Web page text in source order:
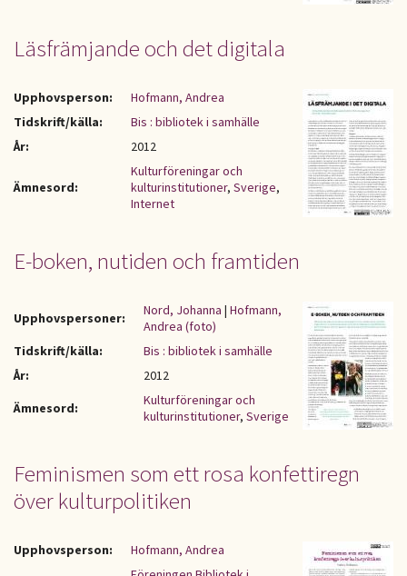
Läsfrämjande och det digitala
Upphovsperson:
Hofmann, Andrea
Tidskrift/källa:
Bis : bibliotek i samhälle
År:
2012
Ämnesord:
Kulturföreningar och
kulturinstitutioner, Sverige,
Internet
E-boken, nutiden och framtiden
Upphovspersoner: Nord, Johanna | Hofmann,
Andrea (foto)
Tidskrift/källa:
Bis : bibliotek i samhälle
År:
2012
Ämnesord:
Kulturföreningar och
kulturinstitutioner, Sverige
Feminismen som ett rosa konfettiregn
över kulturpolitiken
Upphovsperson:
Hofmann, Andrea